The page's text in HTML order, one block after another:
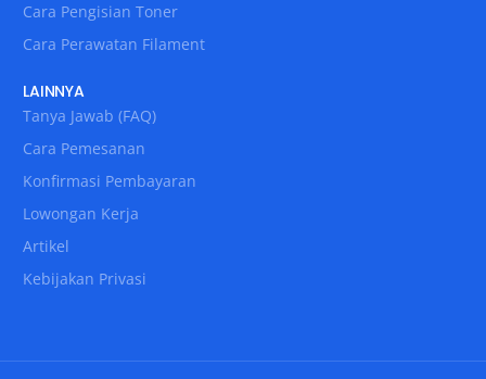
Cara Pengisian Toner
Cara Perawatan Filament
LAINNYA
Tanya Jawab (FAQ)
Cara Pemesanan
Konfirmasi Pembayaran
Lowongan Kerja
Artikel
Kebijakan Privasi